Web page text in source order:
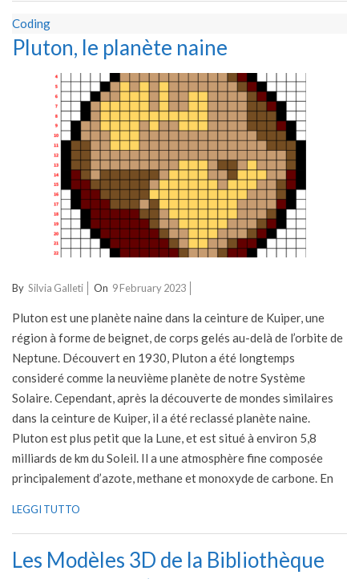
Coding
Pluton, le planète naine
2023-
09
By Silvia Galleti On 9 February 2023
Pluton est une planète naine dans la ceinture de Kuiper, une
région à forme de beignet, de corps gelés au-delà de l’orbite de
Neptune. Découvert en 1930, Pluton a été longtemps
consideré comme la neuvième planète de notre Système
Solaire. Cependant, après la découverte de mondes similaires
dans la ceinture de Kuiper, il a été reclassé planète naine.
Pluton est plus petit que la Lune, et est situé à environ 5,8
milliards de km du Soleil. Il a une atmosphère fine composée
principalement d’azote, methane et monoxyde de carbone. En
LEGGI TUTTO
Les Modèles 3D de la Bibliothèque